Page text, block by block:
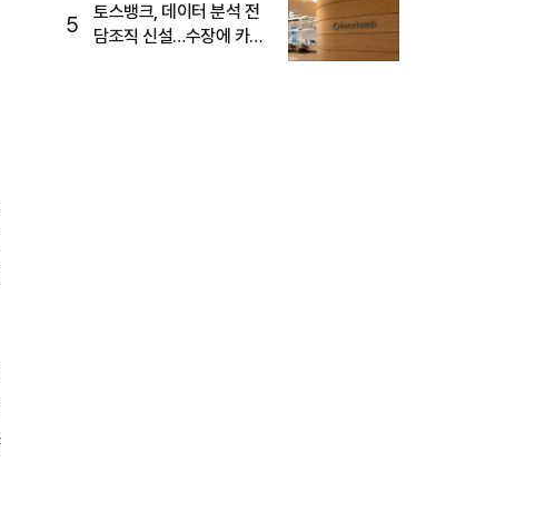
5
토스뱅크, 데이터 분석 전
담조직 신설…수장에 카카